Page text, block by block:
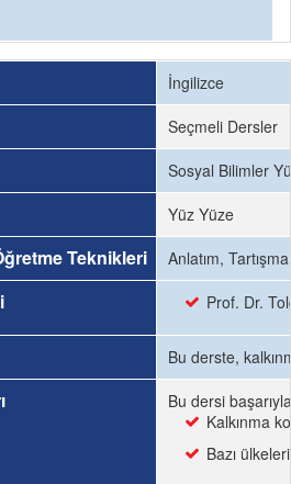
İngilizce
Seçmeli Dersler
Sosyal Bilimler
Yüz Yüze
Teknikleri Anlatım,
Prof. Dr.
Bu derste,
Bu dersi
Kalkınma
Bazı